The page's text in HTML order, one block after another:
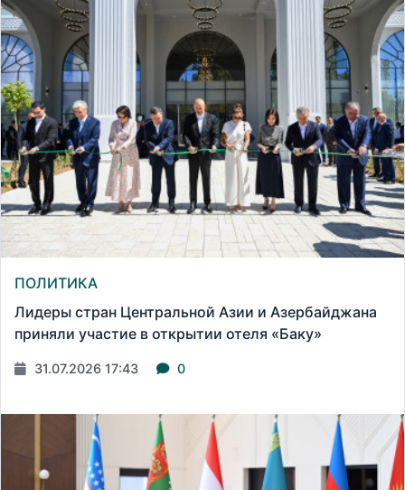
ПОЛИТИКА
Лидеры стран Центральной Азии и Азербайджана
приняли участие в открытии отеля «Баку»
31.07.2026 17:43 0